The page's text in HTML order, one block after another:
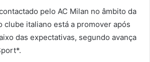
pelo AC Milan no âmbito da
clube italiano está a promover após
das expectativas, segundo avança